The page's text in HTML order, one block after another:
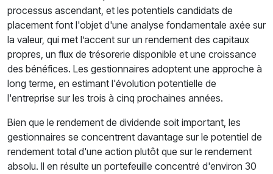
processus ascendant, et les potentiels candidats de
placement font l'objet d'une analyse fondamentale axée sur
la valeur, qui met l’accent sur un rendement des capitaux
propres, un flux de trésorerie disponible et une croissance
des bénéfices. Les gestionnaires adoptent une approche à
long terme, en estimant l'évolution potentielle de
l'entreprise sur les trois à cinq prochaines années.
Bien que le rendement de dividende soit important, les
gestionnaires se concentrent davantage sur le potentiel de
rendement total d'une action plutôt que sur le rendement
absolu. Il en résulte un portefeuille concentré d'environ 30